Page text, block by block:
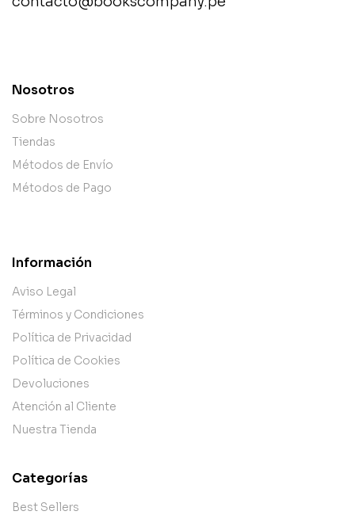
Nosotros
Sobre Nosotros
Tiendas
Métodos de Envío
Métodos de Pago
Información
Aviso Legal
Términos y Condiciones
Política de Privacidad
Política de Cookies
Devoluciones
Atención al Cliente
Nuestra Tienda
Categorías
Best Sellers